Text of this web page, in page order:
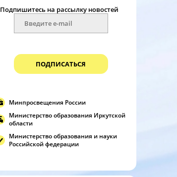
Подпишитесь на рассылку новостей
ПОДПИСАТЬСЯ
Минпросвещения России
Министерство образования Иркутской
области
Министерство образования и науки
Российской федерации